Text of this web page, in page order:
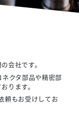
会社です。
クタ部品や精密部
ります。
頼もお受けしてお